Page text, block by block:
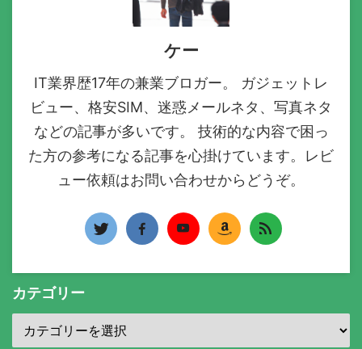
ケー
IT業界歴17年の兼業ブロガー。 ガジェットレ
ビュー、格安SIM、迷惑メールネタ、写真ネタ
などの記事が多いです。 技術的な内容で困っ
た方の参考になる記事を心掛けています。レビ
ュー依頼はお問い合わせからどうぞ。
カテゴリー